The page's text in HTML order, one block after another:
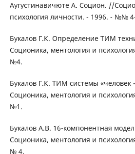
Аугустинавичюте А. Социон. //
психология личности. - 1996. - №№
Букалов Г.К. Определение ТИМ
Соционика, ментология и
№4.
Букалов Г.К. ТИМ системы
Соционика, ментология и
№1.
Букалов А.В. 16-компонентная
Соционика, ментология и
№ 4.